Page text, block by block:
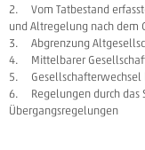
2. Vom Tatbestand
und Altregelung nach dem
3. Abgrenzung
4. Mittelbarer
5. Gesellschafterwechsel
6. Regelungen durch das
Übergangsregelungen